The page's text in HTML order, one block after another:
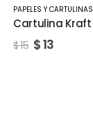
MARCADORES,
Marcador
Blue